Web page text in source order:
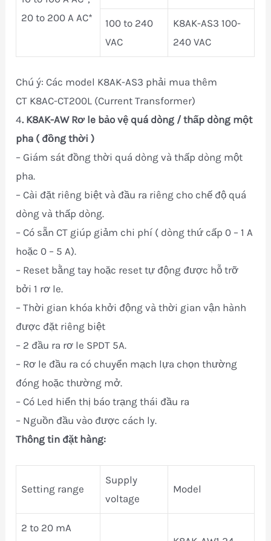
20 to 200 A AC*
100 to 240
VAC
K8AK-AS3 100-
240 VAC
Chú ý: Các model K8AK-AS3 phải mua thêm
CT K8AC-CT200L (Current Transformer)
4. K8AK-AW Rơ le bảo vệ quá dòng / thấp dòng một
pha ( đồng thời )
– Giám sát đồng thời quá dòng và thấp dòng một
pha.
– Cài đặt riêng biệt và đầu ra riêng cho chế độ quá
dòng và thấp dòng.
– Có sẵn CT giúp giảm chi phí ( dòng thứ cấp 0 – 1 A
hoặc 0 – 5 A).
– Reset bằng tay hoặc reset tự động được hỗ trỡ
bởi 1 rơ le.
– Thời gian khóa khởi động và thời gian vận hành
được đặt riêng biệt
– 2 đầu ra rơ le SPDT 5A.
– Rơ le đầu ra có chuyển mạch lựa chọn thường
đóng hoặc thường mở.
– Có Led hiển thị báo trạng thái đầu ra
– Nguồn đầu vào được cách ly.
Thông tin đặt hàng:
Setting range
Supply
voltage
Model
2 to 20 mA